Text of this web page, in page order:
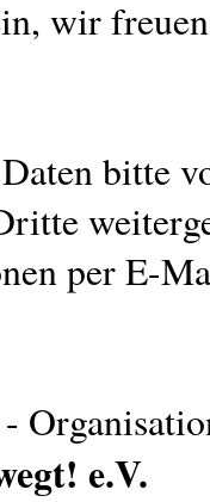
wir
bitte
per E-
e.V.